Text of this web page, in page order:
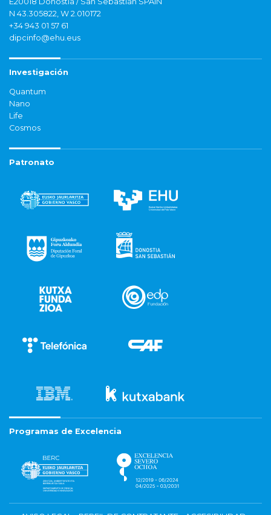
N 43.305822, W 2.010172
+34 943 01 57 61
dipcinfo@ehu.eus
Investigación
Quantum
Nano
Life
Cosmos
Patronato
Programas de Excelencia